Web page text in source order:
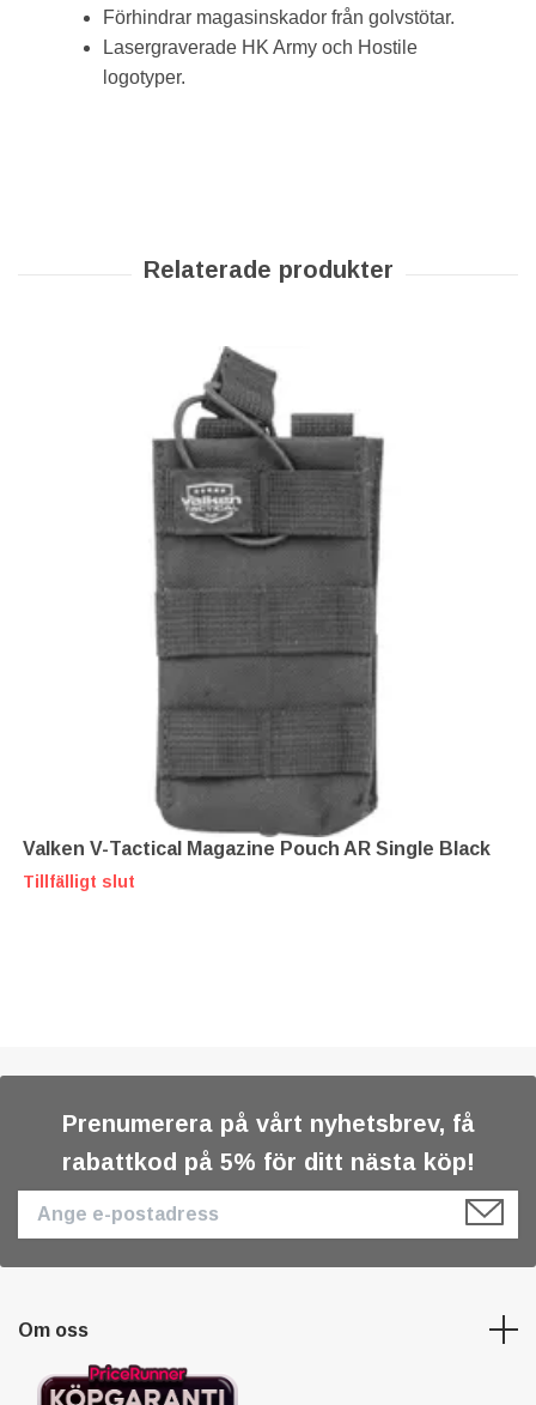
Förhindrar magasinskador från golvstötar.
Lasergraverade HK Army och Hostile
logotyper.
Valken V-Tactical Magazine Pouch AR Single Black
Tillfälligt slut
Prenumerera på vårt nyhetsbrev, få
rabattkod på 5% för ditt nästa köp!
Om oss